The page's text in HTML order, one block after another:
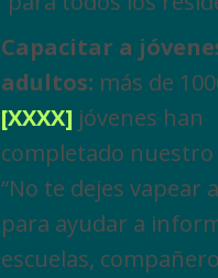
Capacitar a
adultos: más de
[XXXX] jóvenes han
completado
“No te dejes vapear
para ayudar a
escuelas,